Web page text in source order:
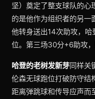
坚）奠定了整支球队的心
的是他作为组织者的另
他转身送出14次助攻，
位。第三场30分+6助攻
哈登的老树发新芽同样关
伦森无球跑位打破防守结
距离弹跳球和传导应声而